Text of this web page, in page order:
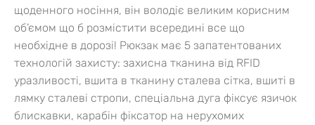
щоденного носіння, він володіє великим корисним
об’ємом що б розмістити всередині все що
необхідне в дорозі! Рюкзак має 5 запатентованих
технологій захисту: захисна тканина від RFID
уразливості, вшита в тканину сталева сітка, вшиті в
лямку сталеві стропи, спеціальна дуга фіксує язичок
блискавки, карабін фіксатор на нерухомих